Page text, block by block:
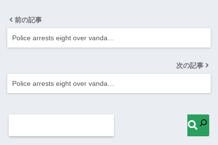
前の記事
Police arrests eight over vanda…
次の記事
Police arrests eight over vanda…